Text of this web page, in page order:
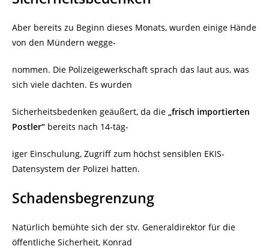
Aber bereits zu Beginn dieses Monats, wurden einige Hände
von den Mündern wegge-
nommen. Die Polizeigewerkschaft sprach das laut aus, was
sich viele dachten. Es wurden
Sicherheitsbedenken geäußert, da die „frisch importierten
Postler“ bereits nach 14-täg-
iger Einschulung, Zugriff zum höchst sensiblen EKIS-
Datensystem der Polizei hatten.
Schadensbegrenzung
Natürlich bemühte sich der stv. Generaldirektor für die
öffentliche Sicherheit, Konrad